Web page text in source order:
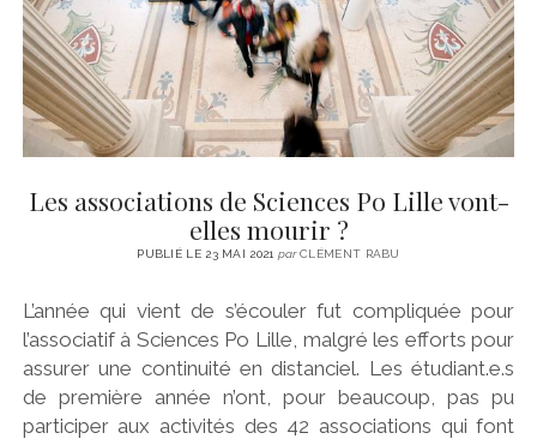
Les associations de Sciences Po Lille vont-
elles mourir ?
PUBLIÉ LE 23 MAI 2021 parCLÉMENT RABU
L’année qui vient de s’écouler fut compliquée pour
l’associatif à Sciences Po Lille, malgré les efforts pour
assurer une continuité en distanciel. Les étudiant.e.s
de première année n’ont, pour beaucoup, pas pu
participer aux activités des 42 associations qui font